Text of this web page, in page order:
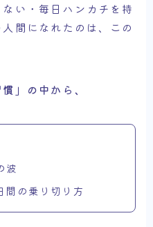
い・毎日ハンカチを持
間になれたのは、この
」の中から、
波
間の乗り切り方